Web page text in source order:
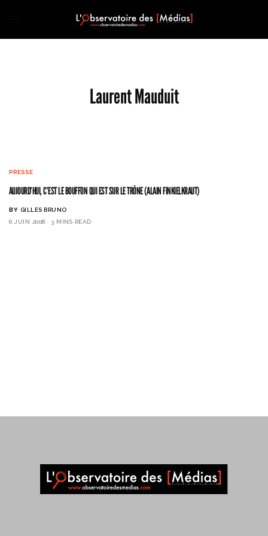
Laurent Mauduit
PRESSE
AUJOURD’HUI, C’EST LE BOUFFON QUI EST SUR LE TRÔNE (ALAIN FINKIELKRAUT)
BY GILLES BRUNO
6 JUIN 2008
3 MINS READ